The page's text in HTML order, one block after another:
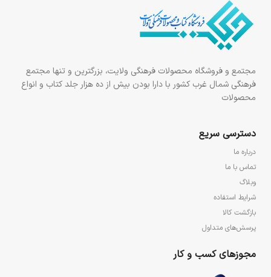
مجتمع و فروشگاه محصولات فرهنگی ولایت، بزرگترین و تنها مجتمع
فرهنگی شمال غرب کشور با دارا بودن بیش از ده هزار جلد کتاب و انواع
محصولات
دسترسی سریع
درباره ما
تماس با ما
وبلاگ
شرایط استفاده
بازگشت کالا
پرسش‌های متداول
مجوزهای کسب و کار